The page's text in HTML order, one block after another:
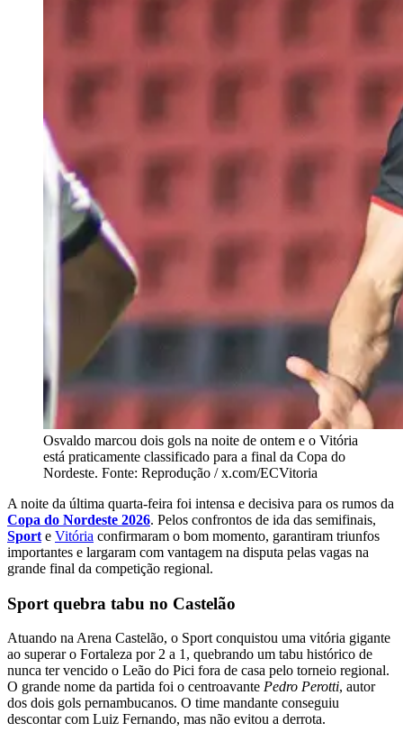
Osvaldo marcou dois gols na noite de ontem e o Vitória
está praticamente classificado para a final da Copa do
Nordeste. Fonte: Reprodução / x.com/ECVitoria
A noite da última quarta-feira foi intensa e decisiva para os rumos da
Copa do Nordeste 2026. Pelos confrontos de ida das semifinais,
Sport e Vitória confirmaram o bom momento, garantiram triunfos
importantes e largaram com vantagem na disputa pelas vagas na
grande final da competição regional.
Sport quebra tabu no Castelão
Atuando na Arena Castelão, o Sport conquistou uma vitória gigante
ao superar o Fortaleza por 2 a 1, quebrando um tabu histórico de
nunca ter vencido o Leão do Pici fora de casa pelo torneio regional.
O grande nome da partida foi o centroavante Pedro Perotti, autor
dos dois gols pernambucanos. O time mandante conseguiu
descontar com Luiz Fernando, mas não evitou a derrota.